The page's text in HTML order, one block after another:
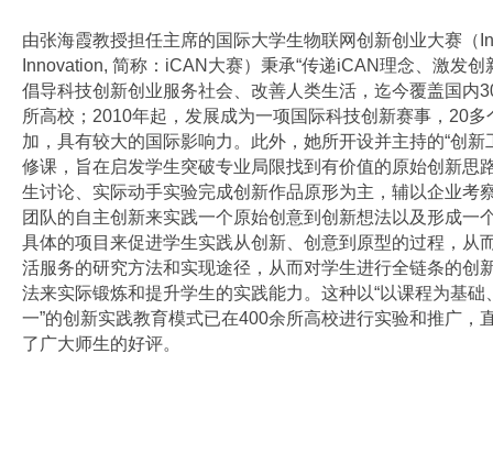
由张海霞教授担任主席的国际大学生物联网创新创业大赛（
Innovation, 简称： iCAN 大赛）秉承“传递iCAN理念、激发创
倡导科技创新创业服务社会、改善人类生活，迄今覆盖国内
所高校； 2010年起，发展成为一项国际科技创新赛事， 20多
加，具有较大的国际影响力。此外，她所开设并主持的“创新
修课，旨在启发学生突破专业局限找到有价值的原始创新思
生讨论、实际动手实验完成创新作品原形为主，辅以企业考
团队的自主创新来实践一个原始创意到创新想法以及形成一
具体的项目来促进学生实践从创新、创意到原型的过程，从
活服务的研究方法和实现途径，从而对学生进行全链条的创
法来实际锻炼和提升学生的实践能力。这种以“以课程为基
一”的创新实践教育模式已在400余所高校进行实验和推广，
了广大师生的好评。